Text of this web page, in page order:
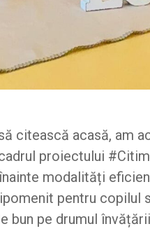
citească acasă, am
proiectului
modalități
pentru copilul
bun pe drumul